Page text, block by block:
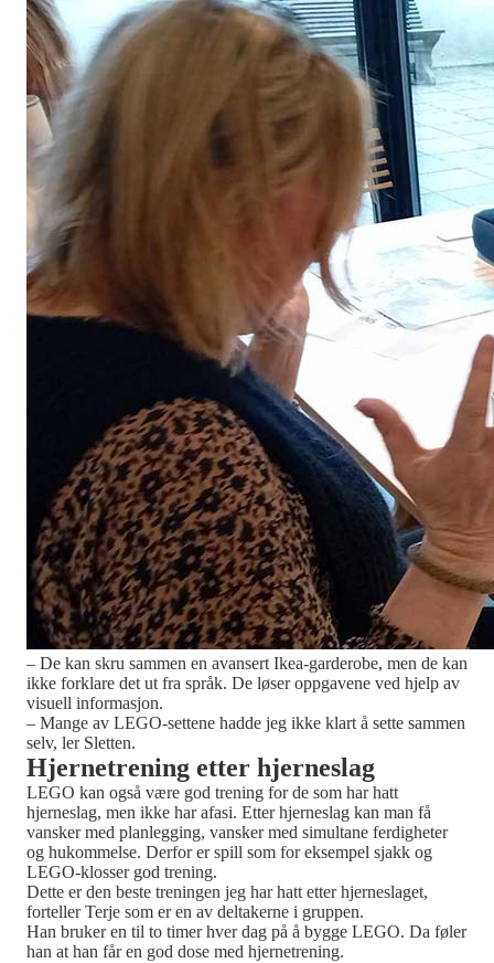
– De kan skru sammen en avansert Ikea-garderobe, men de kan
ikke forklare det ut fra språk. De løser oppgavene ved hjelp av
visuell informasjon.
– Mange av LEGO-settene hadde jeg ikke klart å sette sammen
selv, ler Sletten.
Hjernetrening etter hjerneslag
LEGO kan også være god trening for de som har hatt
hjerneslag, men ikke har afasi. Etter hjerneslag kan man få
vansker med planlegging, vansker med simultane ferdigheter
og hukommelse. Derfor er spill som for eksempel sjakk og
LEGO-klosser god trening.
Dette er den beste treningen jeg har hatt etter hjerneslaget,
forteller Terje som er en av deltakerne i gruppen.
Han bruker en til to timer hver dag på å bygge LEGO. Da føler
han at han får en god dose med hjernetrening.